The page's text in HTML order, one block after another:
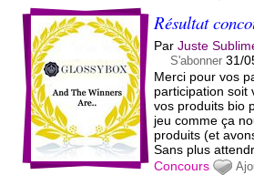
Résultat
ParJuste
S'abonner 31/
Merci pour vos
participation soit
vos produits bio
jeu comme ça
produits (et
Sans plus
Concours